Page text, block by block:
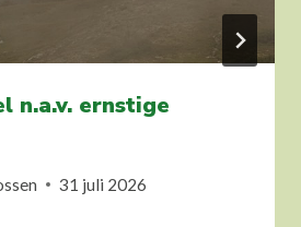
n.a.v. ernstige
31 juli 2026